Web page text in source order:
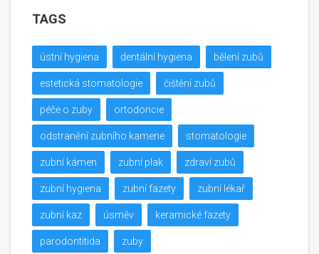
TAGS
ústní hygiena dentální hygiena bělení zubů
estetická stomatologie čištění zubů
péče o zuby ortodoncie
odstranění zubního kamene stomatologie
zubní kámen zubní plak zdraví zubů
zubní hygiena zubní fazety zubní lékař
zubní kaz úsměv keramické fazety
parodontitida zuby